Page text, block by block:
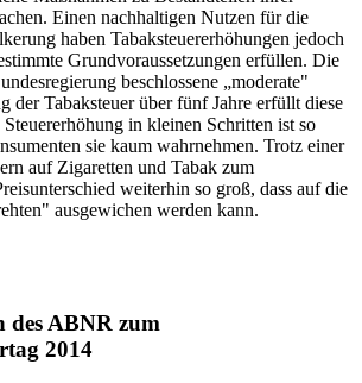
Einen nachhaltigen Nutzen für die
haben Tabaksteuererhöhungen jedoch
Grundvoraussetzungen erfüllen. Die
beschlossene „moderate"
der Tabaksteuer über fünf Jahre erfüllt diese
in kleinen Schritten ist so
sie kaum wahrnehmen. Trotz einer
auf Zigaretten und Tabak zum
weiterhin so groß, dass auf die
ausgewichen werden kann.
des ABNR zum
2014